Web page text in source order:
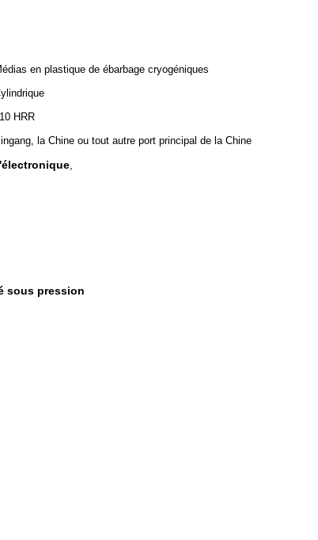
en plastique de ébarbage cryogéniques
HRR
la Chine ou tout autre port principal de la Chine
,
sous pression